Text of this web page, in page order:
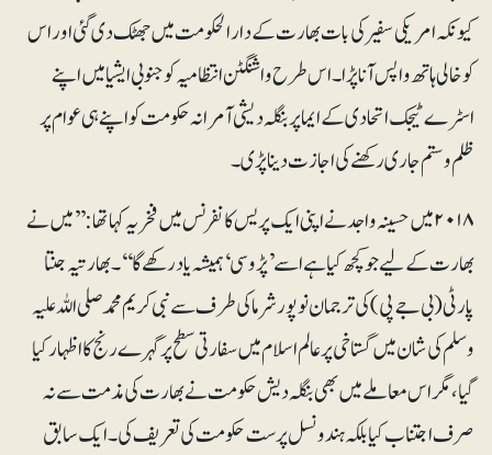
کیونکہ امریکی سفیر کی بات بھارت کے دارالحکومت میں جھٹک دی گئی اور اس
کو خالی ہاتھ واپس آنا پڑا۔ اس طرح واشنگٹن انتظامیہ کو جنوبی ایشیا میں اپنے
اسٹرے ٹیجک اتحادی کے ایما پربنگلہ دیشی آمرانہ حکومت کو اپنے ہی عوام پر
ظلم و ستم جاری رکھنے کی اجازت دینا پڑی۔
۲۰۱۸ میں حسینہ واجد نےاپنی ایک پریس کانفرنس میں فخریہ کہا تھا: ’’میں نے
بھارت کے لیے جو کچھ کیا ہے اسے ’پڑوسی‘ ہمیشہ یاد رکھے گا‘‘۔بھارتیہ جنتا
پارٹی(بی جے پی) کی ترجمان نوپورشرما کی طرف سے نبی کریم محمد صلی اللہ علیہ
وسلم کی شان میں گستاخی پرعالم اسلام میں سفارتی سطح پر گہرے رنج کا اظہار کیا
گیا، مگر اس معاملے میں بھی بنگلہ دیش حکومت نے بھارت کی مذمت سے نہ
صرف اجتناب کیا بلکہ ہندو نسل پرست حکومت کی تعریف کی۔ ایک سابق